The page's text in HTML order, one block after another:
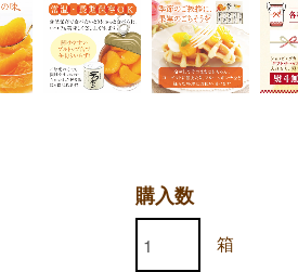
購入数
箱